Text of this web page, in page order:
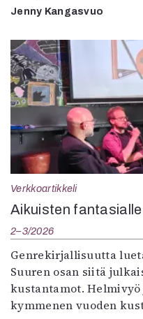
Jenny Kangasvuo
Verkkoartikkeli
Aikuisten
2–3/2026
Genrekirjallisuutta
Suuren osan siitä
kustantamot.
kymmenen vuoden